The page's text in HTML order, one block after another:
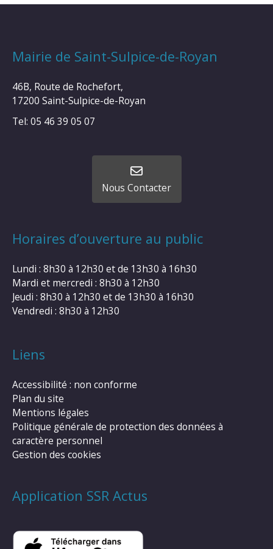
Mairie de Saint-Sulpice-de-Royan
46B, Route de Rochefort,
17200 Saint-Sulpice-de-Royan
Tel: 05 46 39 05 07
Nous Contacter
Horaires d’ouverture au public
Lundi : 8h30 à 12h30 et de 13h30 à 16h30
Mardi et mercredi : 8h30 à 12h30
Jeudi : 8h30 à 12h30 et de 13h30 à 16h30
Vendredi : 8h30 à 12h30
Liens
Accessibilité : non conforme
Plan du site
Mentions légales
Politique générale de protection des données à
caractère personnel
Gestion des cookies
Application SSR Actus